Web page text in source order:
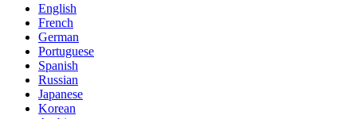
English
French
German
Portuguese
Spanish
Russian
Japanese
Korean